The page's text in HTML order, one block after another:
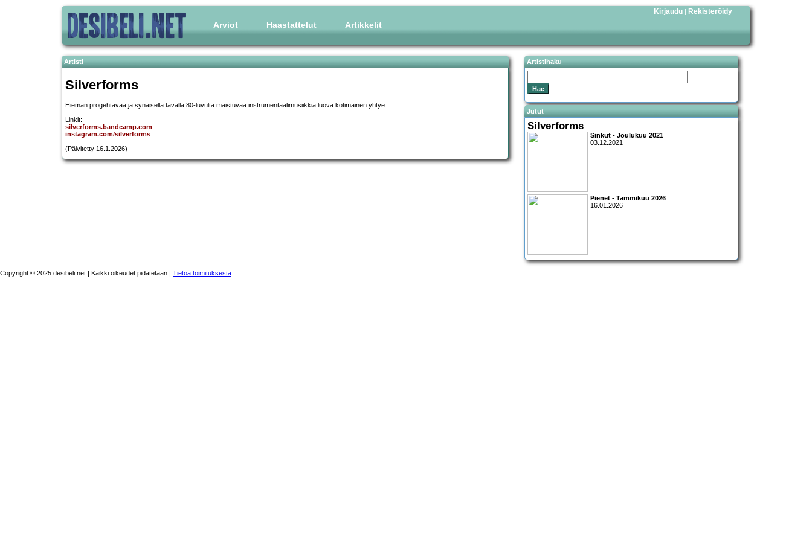
Arviot Haastattelut Artikkelit
Kirjaudu | Rekisteröidy
Artisti
Silverforms
Hieman progehtavaa ja synaisella tavalla 80-luvulta maistuvaa instrumentaalimusiikkia luova kotimainen yhtye.
Linkit:
silverforms.bandcamp.com
instagram.com/silverforms
(Päivitetty 16.1.2026)
Artistihaku
Jutut
Silverforms
Sinkut - Joulukuu 2021
03.12.2021
Pienet - Tammikuu 2026
16.01.2026
Copyright © 2025 desibeli.net | Kaikki oikeudet pidätetään | Tietoa toimituksesta